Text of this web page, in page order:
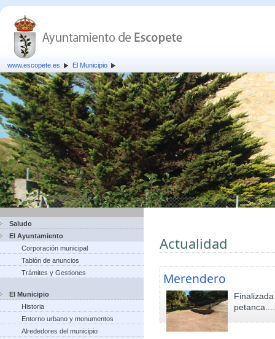
www.escopete.es El Municipio
Saludo
El Ayuntamiento
Corporación municipal
Tablón de anuncios
Trámites y Gestiones
El Municipio
Historia
Entorno urbano y monumentos
Alrededores del municipio
Actualidad
Merendero